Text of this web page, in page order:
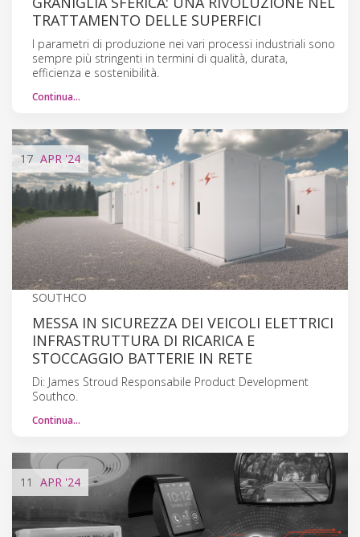
TRATTAMENTO DELLE SUPERFICI
I parametri di produzione nei vari processi industriali sono
sempre più stringenti in termini di qualità, durata,
efficienza e sostenibilità.
Continua…
17 APR '24
SOUTHCO
MESSA IN SICUREZZA DEI VEICOLI ELETTRICI
INFRASTRUTTURA DI RICARICA E
STOCCAGGIO BATTERIE IN RETE
Di: James Stroud Responsabile Product Development
Southco.
Continua…
11 APR '24